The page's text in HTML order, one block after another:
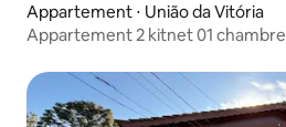
Appartement ⋅ União da Vitória
Appartement 2 kitnet 01 chambre